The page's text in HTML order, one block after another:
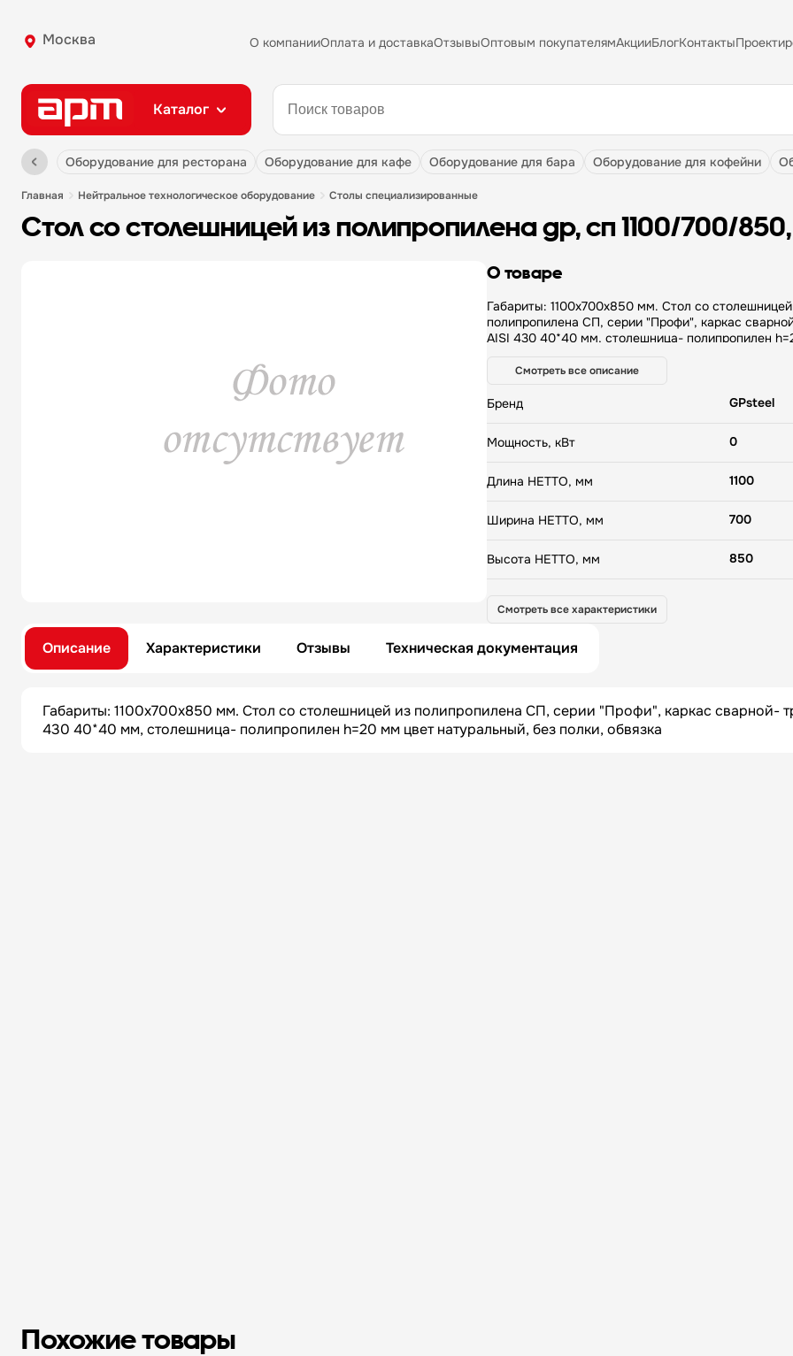
Москва О компанииОплата и доставкаОтзывыОптовым покупателямАкцииБлогКонтакты
Каталог
оборудование для ресторана оборудование для кафе оборудование для бара оборудование для кофейни
главная нейтральное технологическое оборудование столы специализированные
стол со столешницей из полипропилена gp, сп 1100/700/
О товаре
Габариты: 1100х700х850 мм. Стол со
полипропилена СП, серии "Профи", каркас
AISI 430 40*40 мм, столешница- полипропилен
Смотреть все описание
Бренд GPsteel
Мощность, кВт 0
Длина НЕТТО, мм 1100
Ширина НЕТТО, мм 700
Высота НЕТТО, мм 850
Высота БРУТТО, мм 1110
Смотреть все характеристики
Описание Характеристики Отзывы Техническая документация
Габариты: 1100х700х850 мм. Стол со столешницей из полипропилена СП, серии "Профи", каркас сварной-
430 40*40 мм, столешница- полипропилен h=20 мм цвет натуральный, без полки, обвязка
Похожие товары